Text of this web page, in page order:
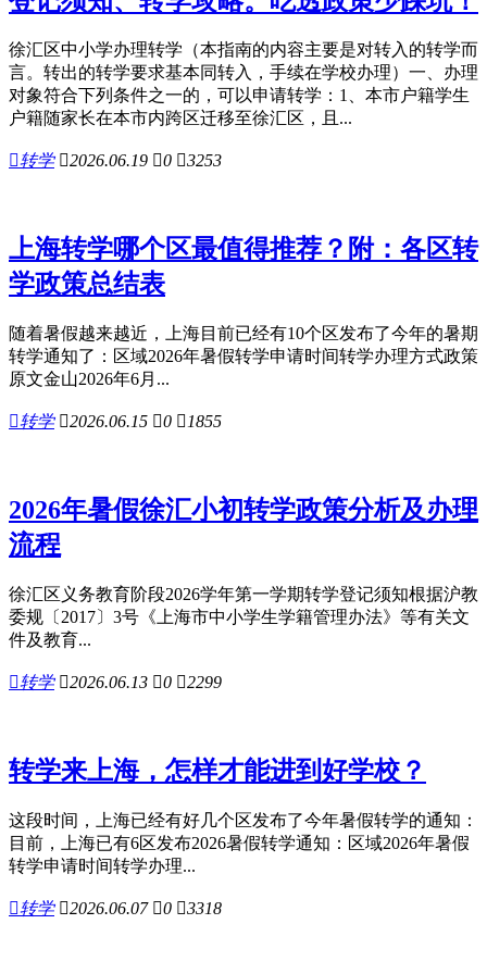
徐汇区中小学办理转学（本指南的内容主要是对转入的转学而
言。转出的转学要求基本同转入，手续在学校办理）一、办理
对象符合下列条件之一的，可以申请转学：1、本市户籍学生
户籍随家长在本市内跨区迁移至徐汇区，且...
转学 2026.06.19 0 3253
上海转学哪个区最值得推荐？附：各区转
学政策总结表
随着暑假越来越近，上海目前已经有10个区发布了今年的暑期
转学通知了：区域2026年暑假转学申请时间转学办理方式政策
原文金山2026年6月...
转学 2026.06.15 0  1855
2026年暑假徐汇小初转学政策分析及办理
流程
徐汇区义务教育阶段2026学年第一学期转学登记须知根据沪教
委规〔2017〕3号《上海市中小学生学籍管理办法》等有关文
件及教育...
转学 2026.06.13 0 2299
转学来上海，怎样才能进到好学校？
这段时间，上海已经有好几个区发布了今年暑假转学的通知：
目前，上海已有6区发布2026暑假转学通知：区域2026年暑假
转学申请时间转学办理...
转学 2026.06.07 0 3318